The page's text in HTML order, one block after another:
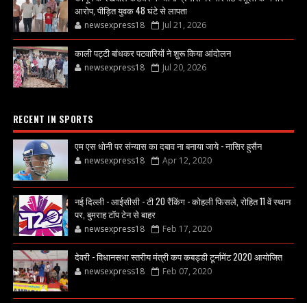
आरोप, पीड़ित युवक 48 घंटे से लापता
newsexpress18 Jul 21, 2026
काली पट्टी बांधकर पटवारियों ने शुरू किया आंदोलन
newsexpress18 Jul 20, 2026
RECENT IN SPORTS
एम एस धोनी पर संन्यास का दबाव ना बनाया जाये - नासिर हुसैन
newsexpress18 Apr 12, 2020
नई दिल्ली - आईसीसी - टी 20 रैंकिंग - कोहली फिसले, रोहित 11 वें स्थान
पर, बुमराह टॉप टेन से बाहर
newsexpress18 Feb 17, 2020
देवरी - विधानसभा स्तरीय मंत्री कप कबड्डी टूर्नामेंट 2020 आयोजित
newsexpress18 Feb 07, 2020